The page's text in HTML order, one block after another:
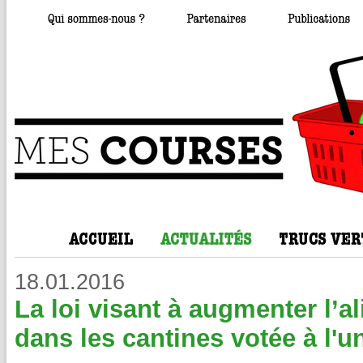
18.01.2016
La loi visant à augmenter
dans les cantines votée à